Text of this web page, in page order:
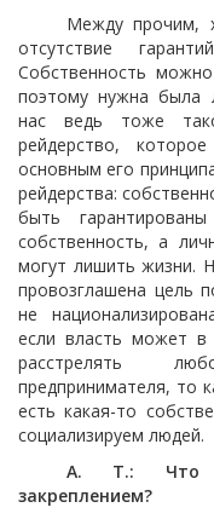
Между прочим,
отсутствие
Собственность
поэтому нужна была
нас ведь тоже
рейдерство,
основным его
рейдерства:
быть
собственность, а
могут лишить жизни.
провозглашена цель
не
если власть может
расстрелять
предпринимателя, то
есть какая-то
социализируем людей.
А. Т.: Что
закреплением?